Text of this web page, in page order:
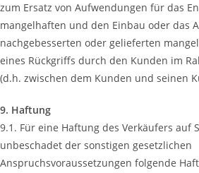
zum Ersatz von Aufwendungen für das
mangelhaften und den Einbau oder das
nachgebesserten oder gelieferten
eines Rückgriffs durch den Kunden im
(d.h. zwischen dem Kunden und seinen
9. Haftung
9.1. Für eine Haftung des Verkäufers auf
unbeschadet der sonstigen gesetzlichen
Anspruchsvoraussetzungen folgende